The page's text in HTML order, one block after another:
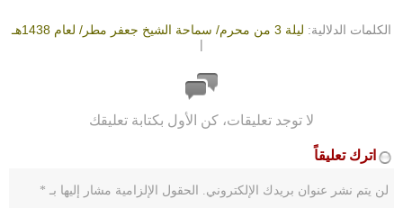
الكلمات الدلالية: ليلة 3 من محرم/ سماحة الشيخ جعفر مطر/ لعام 1438هـ
|
لا توجد تعليقات، كن الأول بكتابة تعليقك
اترك تعليقاً
لن يتم نشر عنوان بريدك الإلكتروني. الحقول الإلزامية مشار إليها بـ *